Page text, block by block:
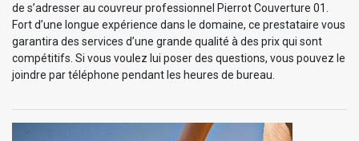
de s’adresser au couvreur professionnel Pierrot Couverture 01.
Fort d’une longue expérience dans le domaine, ce prestataire vous
garantira des services d’une grande qualité à des prix qui sont
compétitifs. Si vous voulez lui poser des questions, vous pouvez le
joindre par téléphone pendant les heures de bureau.